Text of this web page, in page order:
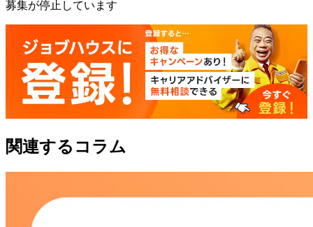
募集が停止しています
関連するコラム